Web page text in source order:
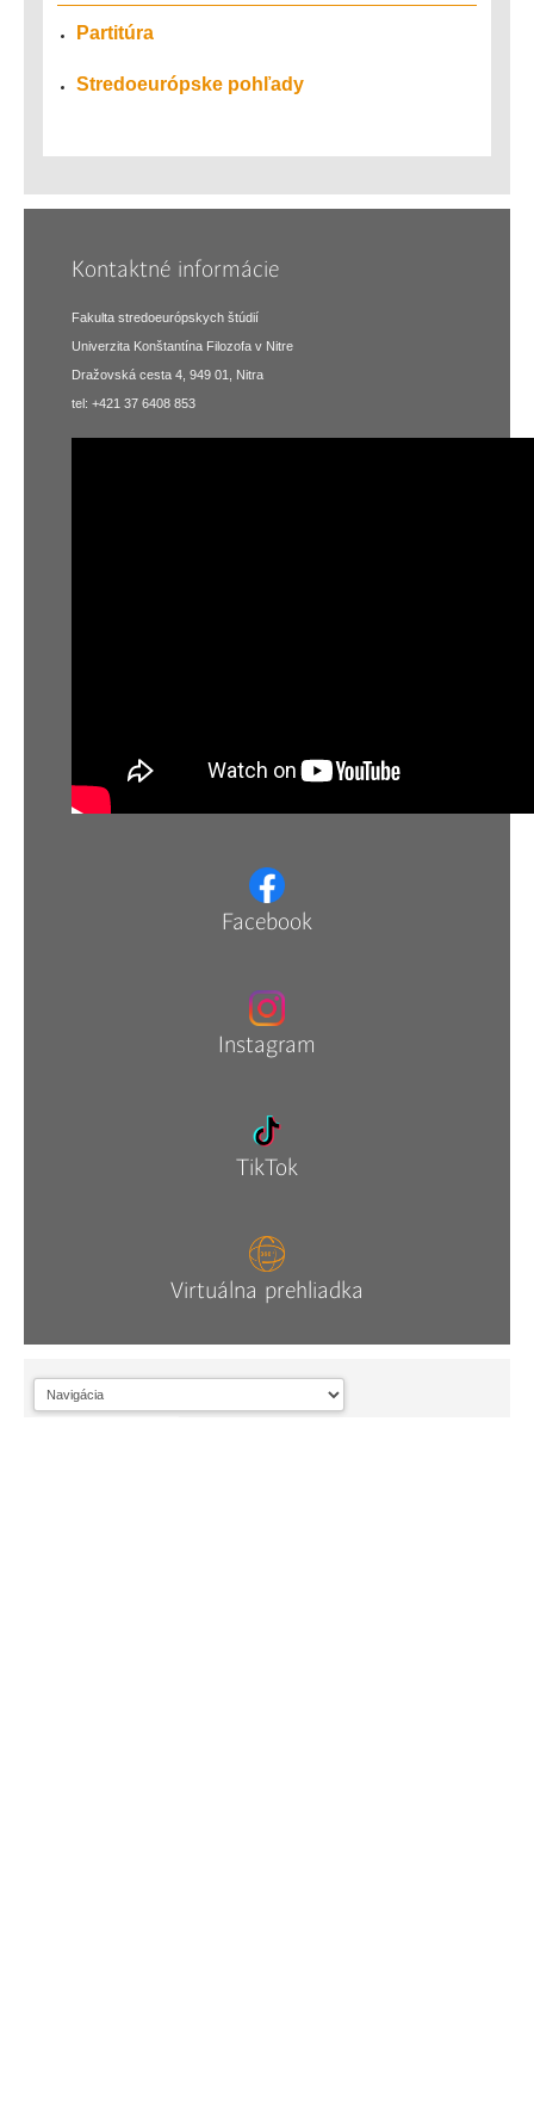
Partitúra
Stredoeurópske pohľady
Kontaktné informácie
Fakulta stredoeurópskych štúdií
Univerzita Konštantína Filozofa v Nitre
Dražovská cesta 4, 949 01, Nitra
tel: +421 37 6408 853
Facebook
Instagram
TikTok
Virtuálna prehliadka